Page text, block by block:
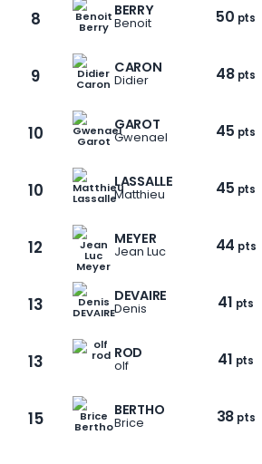
1 / 9
8 BERRY
Benoit 50 pts
9 CARON
Didier 48 pts
10 GAROT
Gwenael 45 pts
10 LASSALLE
Matthieu 45 pts
12 MEYER
Jean Luc 44 pts
13 DEVAIRE
Denis 41 pts
13 ROD
olf 41 pts
15 BERTHO
Brice 38 pts